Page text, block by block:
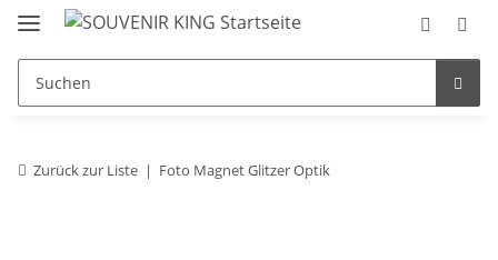
Zurück zur Liste Foto Magnet Glitzer Optik